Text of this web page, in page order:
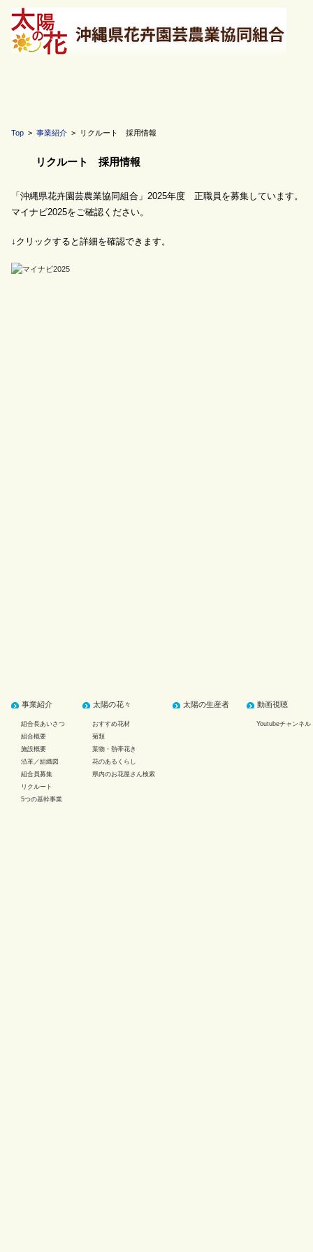
Top > 事業紹介 > リクルート 採用情報
リクルート 採用情報
「沖縄県花卉園芸農業協同組合」2025年度 正職員を募集しています。
マイナビ2025をご確認ください。
↓クリックすると詳細を確認できます。
事業紹介
組合長あいさつ
組合概要
施設概要
沿革／組織図
組合員募集
リクルート
5つの基幹事業
太陽の花々
おすすめ花材
菊類
葉物・熱帯花き
花のあるくらし
県内のお花屋さん検索
太陽の生産者 動画視聴
Youtubeチャンネル